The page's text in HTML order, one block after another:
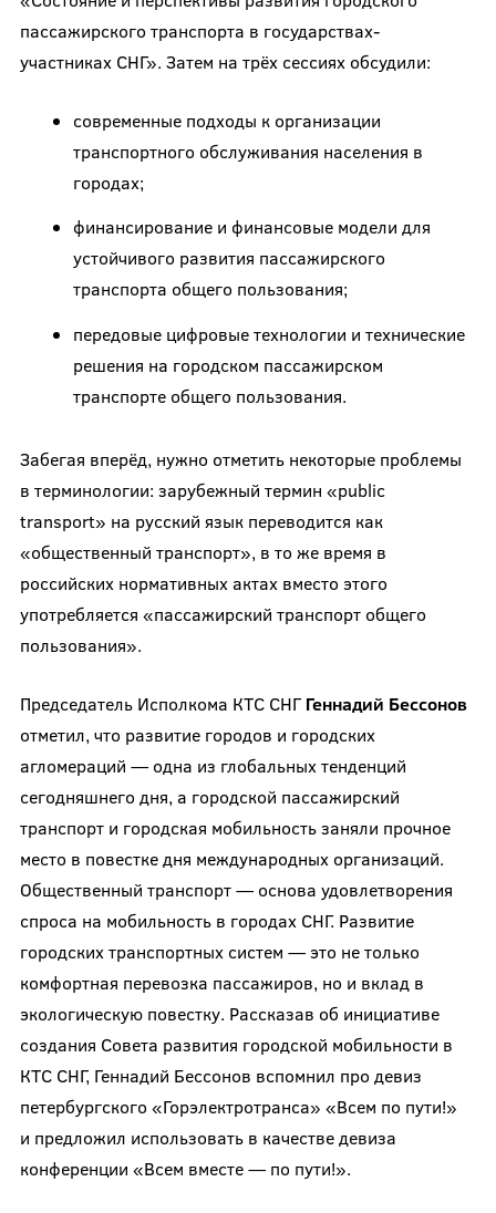
пассажирского транспорта в государствах-
участниках СНГ». Затем на трёх сессиях обсудили:
современные подходы к организации
транспортного обслуживания населения в
городах;
финансирование и финансовые модели для
устойчивого развития пассажирского
транспорта общего пользования;
передовые цифровые технологии и технические
решения на городском пассажирском
транспорте общего пользования.
Забегая вперёд, нужно отметить некоторые проблемы
в терминологии: зарубежный термин «public
transport» на русский язык переводится как
«общественный транспорт», в то же время в
российских нормативных актах вместо этого
употребляется «пассажирский транспорт общего
пользования».
Председатель Исполкома КТС СНГ Геннадий Бессонов
отметил, что развитие городов и городских
агломераций — одна из глобальных тенденций
сегодняшнего дня, а городской пассажирский
транспорт и городская мобильность заняли прочное
место в повестке дня международных организаций.
Общественный транспорт — основа удовлетворения
спроса на мобильность в городах СНГ. Развитие
городских транспортных систем — это не только
комфортная перевозка пассажиров, но и вклад в
экологическую повестку. Рассказав об инициативе
создания Совета развития городской мобильности в
КТС СНГ, Геннадий Бессонов вспомнил про девиз
петербургского «Горэлектротранса» «Всем по пути!»
и предложил использовать в качестве девиза
конференции «Всем вместе — по пути!».